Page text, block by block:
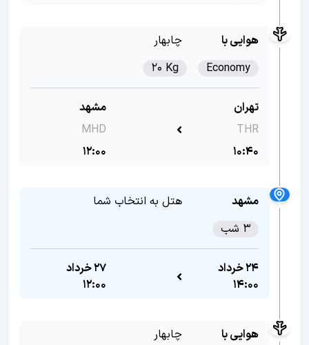
هوایی با
چابهار
Economy
20 Kg
تهران
THR
10:40
مشهد
MHD
12:00
مشهد
هتل به انتخاب شما
3 شب
24 خرداد
14:00
27 خرداد
12:00
هوایی با
چابهار